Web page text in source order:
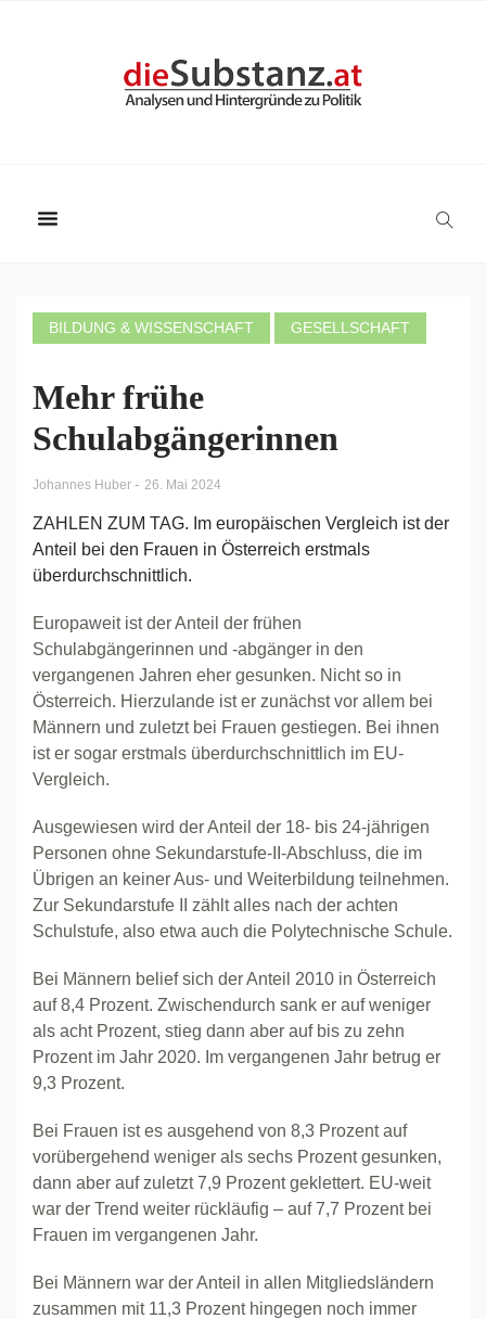
BILDUNG & WISSENSCHAFT GESELLSCHAFT
Mehr frühe
Schulabgängerinnen
Johannes Huber - 26. Mai 2024
ZAHLEN ZUM TAG. Im europäischen Vergleich ist der
Anteil bei den Frauen in Österreich erstmals
überdurchschnittlich.
Europaweit ist der Anteil der frühen
Schulabgängerinnen und -abgänger in den
vergangenen Jahren eher gesunken. Nicht so in
Österreich. Hierzulande ist er zunächst vor allem bei
Männern und zuletzt bei Frauen gestiegen. Bei ihnen
ist er sogar erstmals überdurchschnittlich im EU-
Vergleich.
Ausgewiesen wird der Anteil der 18- bis 24-jährigen
Personen ohne Sekundarstufe-II-Abschluss, die im
Übrigen an keiner Aus- und Weiterbildung teilnehmen.
Zur Sekundarstufe II zählt alles nach der achten
Schulstufe, also etwa auch die Polytechnische Schule.
Bei Männern belief sich der Anteil 2010 in Österreich
auf 8,4 Prozent. Zwischendurch sank er auf weniger
als acht Prozent, stieg dann aber auf bis zu zehn
Prozent im Jahr 2020. Im vergangenen Jahr betrug er
9,3 Prozent.
Bei Frauen ist es ausgehend von 8,3 Prozent auf
vorübergehend weniger als sechs Prozent gesunken,
dann aber auf zuletzt 7,9 Prozent geklettert. EU-weit
war der Trend weiter rückläufig – auf 7,7 Prozent bei
Frauen im vergangenen Jahr.
Bei Männern war der Anteil in allen Mitgliedsländern
zusammen mit 11,3 Prozent hingegen noch immer